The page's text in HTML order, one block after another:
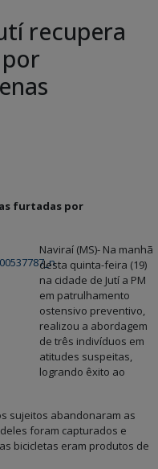
recupera
furtadas por
Naviraí (MS)- Na manhã
desta quinta-feira (19)
na cidade de Jutí a PM
em patrulhamento
ostensivo preventivo,
realizou a abordagem
de três indivíduos em
atitudes suspeitas,
logrando êxito ao
sujeitos abandonaram as
foram capturados e
bicicletas eram produtos de